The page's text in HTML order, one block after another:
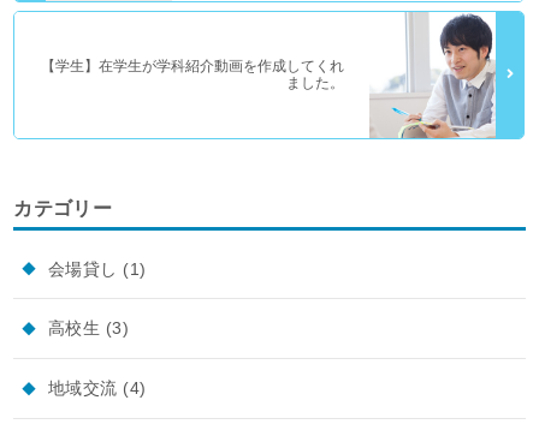
【学生】在学生が学科紹介動画を作成してくれ
ました。
カテゴリー
会場貸し (1)
高校生 (3)
地域交流 (4)